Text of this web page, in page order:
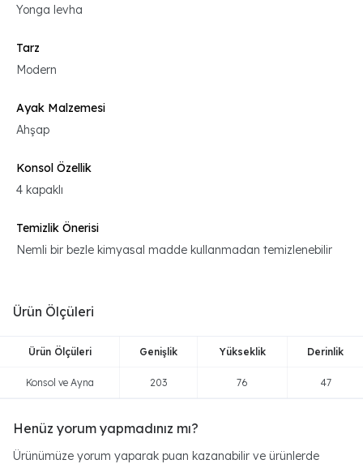
Yonga levha
Tarz
Modern
Ayak Malzemesi
Ahşap
Konsol Özellik
4 kapaklı
Temizlik Önerisi
Nemli bir bezle kimyasal madde kullanmadan temizlenebilir
Ürün Ölçüleri
Ürün Ölçüleri Genişlik Yükseklik Derinlik
Konsol ve Ayna 203 76 47
Henüz yorum yapmadınız mı?
Ürünümüze yorum yaparak puan kazanabilir ve ürünlerde